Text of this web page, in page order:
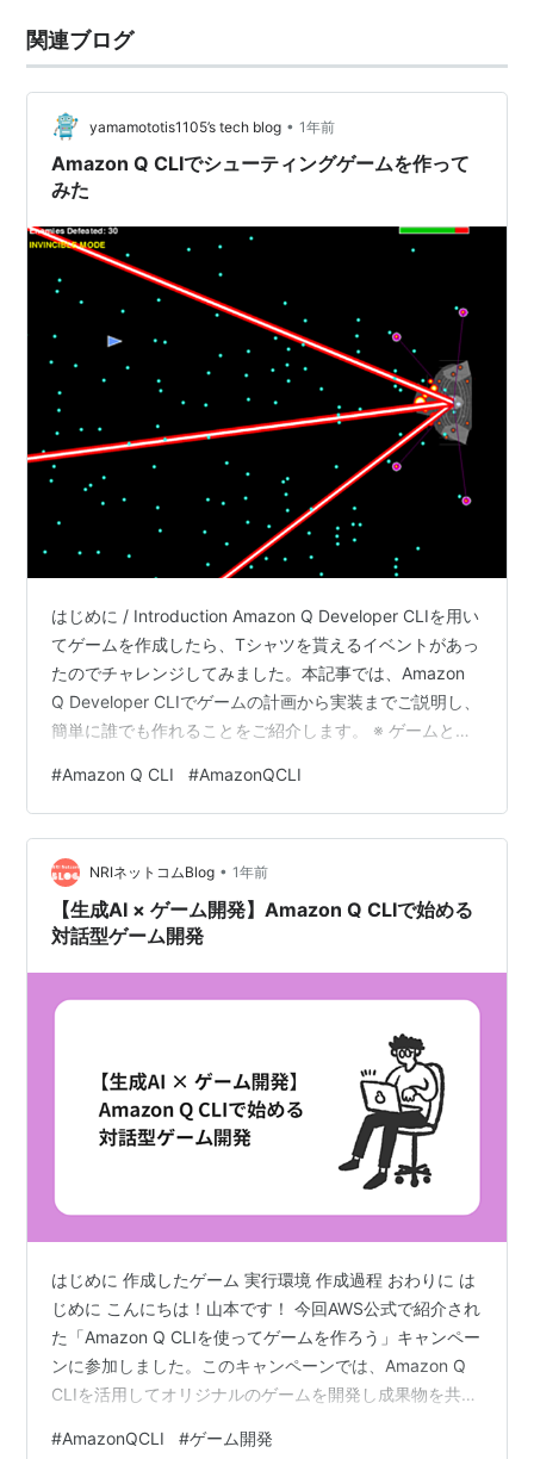
くことなく、想像していたより簡単にセッ…
関連ブログ
yamamototis1105’s tech blog • 1年前
Amazon Q CLIでシューティングゲームを作って
みた
はじめに / Introduction Amazon Q Developer CLIを用い
てゲームを作成したら、Tシャツを貰えるイベントがあっ
たのでチャレンジしてみました。本記事では、Amazon
Q Developer CLIでゲームの計画から実装までご説明し、
簡単に誰でも作れることをご紹介します。 ※ ゲームと言
community.aws はじめに / Introduction ゲームアイデア
の発想 / Game Concept 開発環境の準備 / Environment
Setup 開発の流れ / Development Flow ザコ…
#Amazon Q CLI #AmazonQCLI
NRIネットコムBlog • 1年前
【生成AI × ゲーム開発】Amazon Q CLIで始める
対話型ゲーム開発
はじめに 作成したゲーム 実行環境 作成過程 おわりに は
じめに こんにちは！山本です！ 今回AWS公式で紹介され
た「Amazon Q CLIを使ってゲームを作ろう」キャンペー
ンに参加しました。このキャンペーンでは、Amazon Q
CLIを活用してオリジナルのゲームを開発し成果物を共有
企画です。今回はこのキャンペーンをきっかけに、簡単
#AmazonQCLI #ゲーム開発